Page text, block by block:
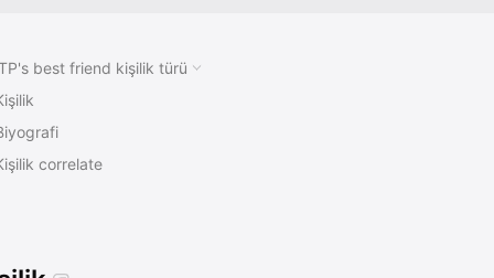
best friend kişilik türü
correlate